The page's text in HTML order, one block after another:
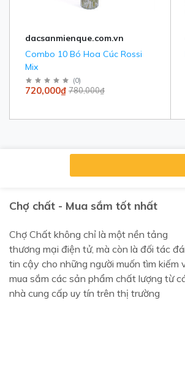
dacsanmienque.com.vn
Combo 10 Bó Hoa Cúc Rossi
Mix
(0)
780,000₫
720,000₫
Chợ chất - Mua sắm tốt nhất
Chợ Chất không chỉ là một nền tảng
thương mại điện tử, mà còn là đối tác
tin cậy cho những người muốn tìm kiếm
mua sắm các sản phẩm chất lượng từ
nhà cung cấp uy tín trên thị trường